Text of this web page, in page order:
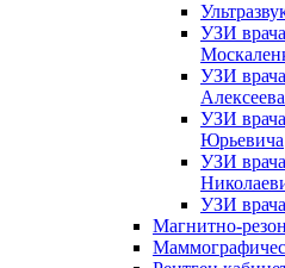
УЗИ
УЗИ
УЗИ
Юрьевича
УЗИ
УЗИ
Магнитно-